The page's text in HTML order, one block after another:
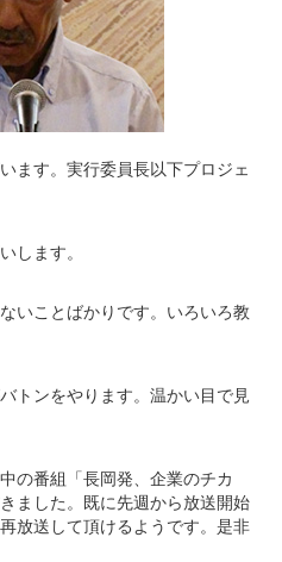
ます。実行委員長以下プロジェ
します。
いことばかりです。いろいろ教
トンをやります。温かい目で見
の番組「長岡発、企業のチカ
ました。既に先週から放送開始
放送して頂けるようです。是非